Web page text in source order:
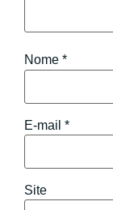
Nome *
E-mail *
Site